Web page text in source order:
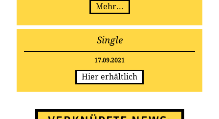
sympathische Sänger aus dem Bayerischen
Wald den Spätsommer augenzwinkernd in
die Verlängerung ++ ab dem 17.09. überall
im Stream
Mehr...
Single
17.09.2021
Hier erhältlich